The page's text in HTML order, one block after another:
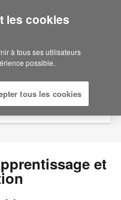
States?
Products we sell in
et
les cookies
à tous ses utilisateurs
possible.
tous les cookies